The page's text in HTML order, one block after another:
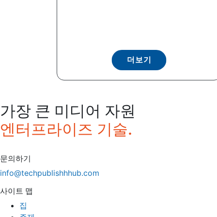
더보기
가장 큰 미디어 자원
엔터프라이즈 기술.
문의하기
info@techpublishhhub.com
사이트 맵
집